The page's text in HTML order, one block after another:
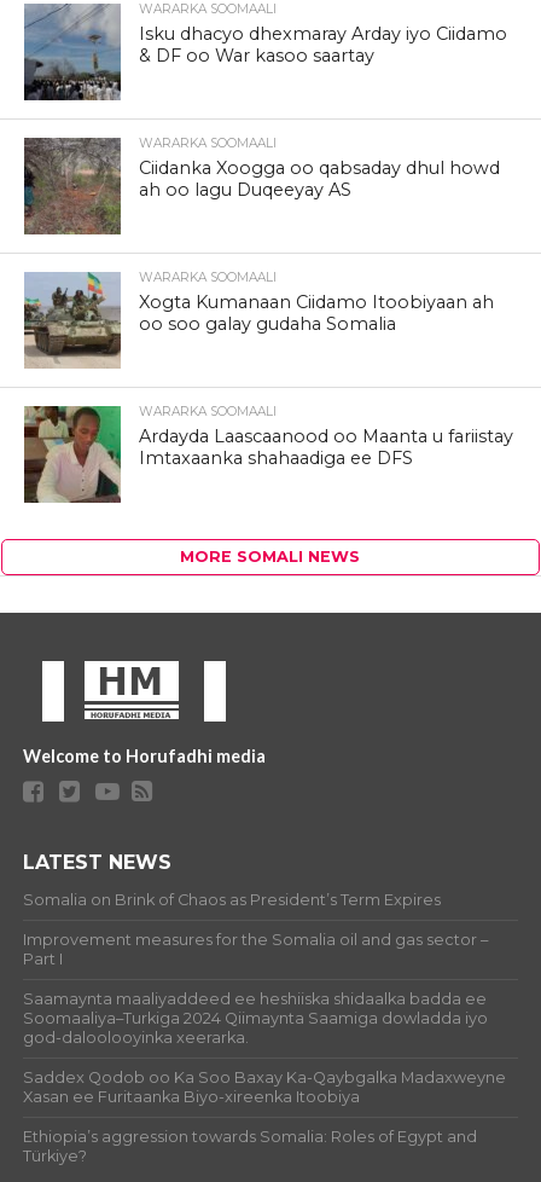
WARARKA SOOMAALI
Isku dhacyo dhexmaray Arday iyo Ciidamo
& DF oo War kasoo saartay
WARARKA SOOMAALI
Ciidanka Xoogga oo qabsaday dhul howd
ah oo lagu Duqeeyay AS
WARARKA SOOMAALI
Xogta Kumanaan Ciidamo Itoobiyaan ah
oo soo galay gudaha Somalia
WARARKA SOOMAALI
Ardayda Laascaanood oo Maanta u fariistay
Imtaxaanka shahaadiga ee DFS
MORE SOMALI NEWS
Welcome to Horufadhi media
LATEST NEWS
Somalia on Brink of Chaos as President’s Term Expires
Improvement measures for the Somalia oil and gas sector –
Part I
Saamaynta maaliyaddeed ee heshiiska shidaalka badda ee
Soomaaliya–Turkiga 2024 Qiimaynta Saamiga dowladda iyo
god-daloolooyinka xeerarka.
Saddex Qodob oo Ka Soo Baxay Ka-Qaybgalka Madaxweyne
Xasan ee Furitaanka Biyo-xireenka Itoobiya
Ethiopia’s aggression towards Somalia: Roles of Egypt and
Türkiye?